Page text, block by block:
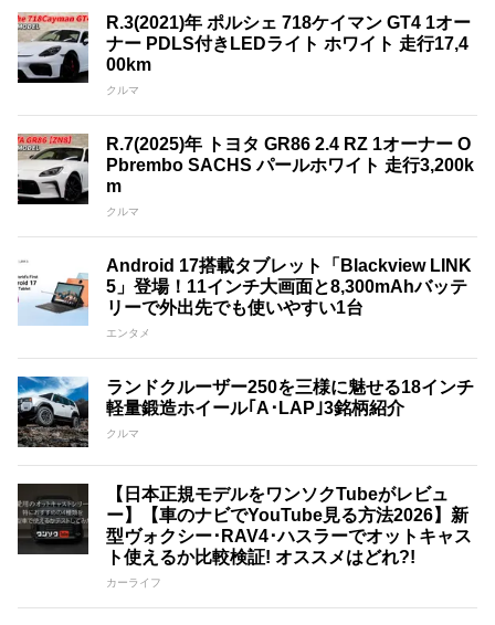
R.3(2021)年 ポルシェ 718ケイマン GT4 1オー
ナー PDLS付きLEDライト ホワイト 走行17,4
00km
クルマ
R.7(2025)年 トヨタ GR86 2.4 RZ 1オーナー O
Pbrembo SACHS パールホワイト 走行3,200k
m
クルマ
Android 17搭載タブレット「Blackview LINK
5」登場！11インチ大画面と8,300mAhバッテ
リーで外出先でも使いやすい1台
エンタメ
ランドクルーザー250を三様に魅せる18インチ
軽量鍛造ホイール｢A･LAP｣3銘柄紹介
クルマ
【日本正規モデルをワンソクTubeがレビュ
ー】【車のナビでYouTube見る方法2026】新
型ヴォクシー･RAV4･ハスラーでオットキャス
ト使えるか比較検証! オススメはどれ?!
カーライフ